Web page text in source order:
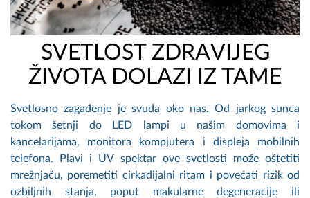
SVETLOST ZDRAVIJEG
ŽIVOTA DOLAZI IZ TAME
Svetlosno zagađenje je svuda oko nas. Od jarkog sunca
tokom šetnji do LED lampi u našim domovima i
kancelarijama, monitora kompjutera i displeja mobilnih
telefona. Plavi i UV spektar ove svetlosti može oštetiti
mrežnjaču, poremetiti cirkadijalni ritam i povećati rizik od
ozbiljnih stanja, poput makularne degeneracije ili